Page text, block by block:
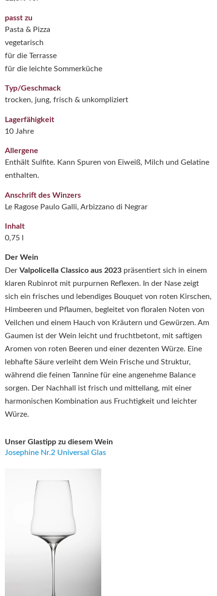
Der Wein
Der Valpolicella Classico aus 2023 präsentiert sich in einem
klaren Rubinrot mit purpurnen Reflexen. In der Nase zeigt
sich ein frisches und lebendiges Bouquet von roten Kirschen,
Himbeeren und Pflaumen, begleitet von floralen Noten von
Veilchen und einem Hauch von Kräutern und Gewürzen. Am
Gaumen ist der Wein leicht und fruchtbetont, mit saftigen
Aromen von roten Beeren und einer dezenten Würze. Eine
lebhafte Säure verleiht dem Wein Frische und Struktur,
während die feinen Tannine für eine angenehme Balance
sorgen. Der Nachhall ist frisch und mittellang, mit einer
harmonischen Kombination aus Fruchtigkeit und leichter
Würze.
Unser Glastipp zu diesem Wein
Josephine Nr.2 Universal Glas
passt zu
Pasta & Pizza
vegetarisch
für die Terrasse
für die leichte Sommerküche
Typ/Geschmack
trocken, jung, frisch & unkompliziert
Lagerfähigkeit
10 Jahre
Allergene
Enthält Sulfite. Kann Spuren von Eiweiß, Milch und Gelatine
enthalten.
Anschrift des Winzers
Le Ragose Paulo Galli, Arbizzano di Negrar
Inhalt
0,75 l